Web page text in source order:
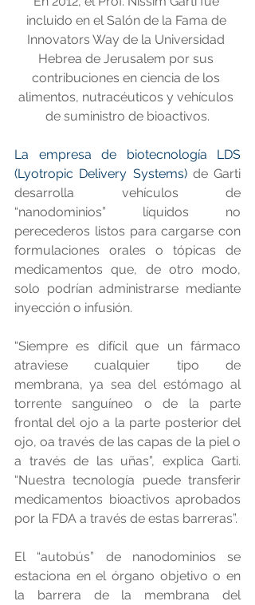
incluido en el Salón de la Fama de
Innovators Way de la Universidad
Hebrea de Jerusalem por sus
contribuciones en ciencia de los
alimentos, nutracéuticos y vehículos
de suministro de bioactivos.
La empresa de biotecnología LDS
(Lyotropic Delivery Systems) de Garti
desarrolla vehículos de
“nanodominios” líquidos no
perecederos listos para cargarse con
formulaciones orales o tópicas de
medicamentos que, de otro modo,
solo podrían administrarse mediante
inyección o infusión.
“Siempre es difícil que un fármaco
atraviese cualquier tipo de
membrana, ya sea del estómago al
torrente sanguíneo o de la parte
frontal del ojo a la parte posterior del
ojo, oa través de las capas de la piel o
a través de las uñas”, explica Garti.
“Nuestra tecnología puede transferir
medicamentos bioactivos aprobados
por la FDA a través de estas barreras”.
El “autobús” de nanodominios se
estaciona en el órgano objetivo o en
la barrera de la membrana del